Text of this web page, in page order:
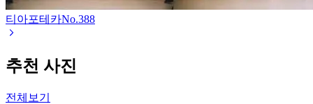
티아포테카No.388
추천 사진
전체보기